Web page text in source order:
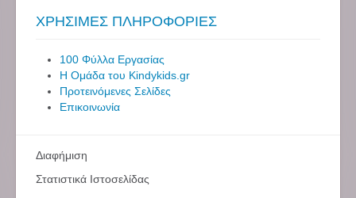
ΧΡΗΣΙΜΕΣ ΠΛΗΡΟΦΟΡΙΕΣ
100 Φύλλα Εργασίας
Η Ομάδα του Kindykids.gr
Προτεινόμενες Σελίδες
Επικοινωνία
Διαφήμιση
Στατιστικά Ιστοσελίδας